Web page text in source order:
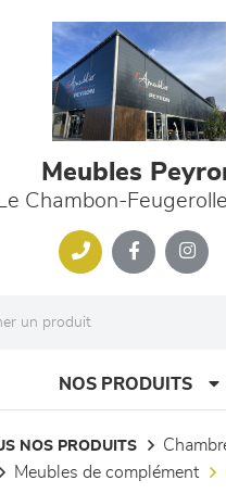
Meubles
Le Chambon-
NOS PRODUITS
NOS PRODUITS
meubles de complément